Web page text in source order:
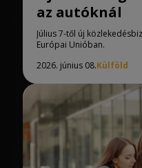
az autóknál
Július 7-től új
Európai Unióban.
2026. június 08.Külföld